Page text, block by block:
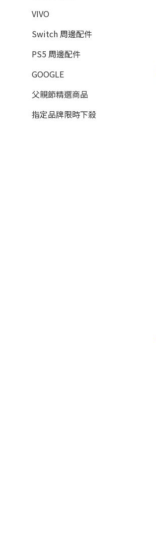
VIVO
Switch 周邊配件
PS5 周邊配件
GOOGLE
父親節精選商品
指定品牌限時下殺